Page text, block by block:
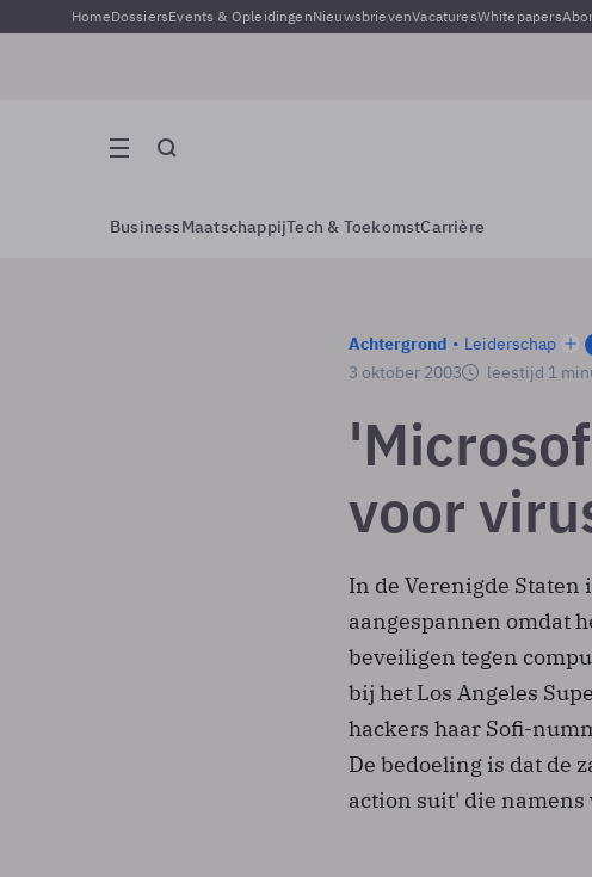
HomeDossiersEvents & OpleidingenNieuwsbrievenVacaturesWhitepapers
BusinessMaatschappijTech & ToekomstCarrière
Achtergrond Leiderschap
3 oktober 2003 leestijd 1
voor
In de Verenigde Staten
aangespannen omdat
beveiligen tegen
bij het Los Angeles
hackers haar Sofi-
De bedoeling is dat de
action suit' die namens